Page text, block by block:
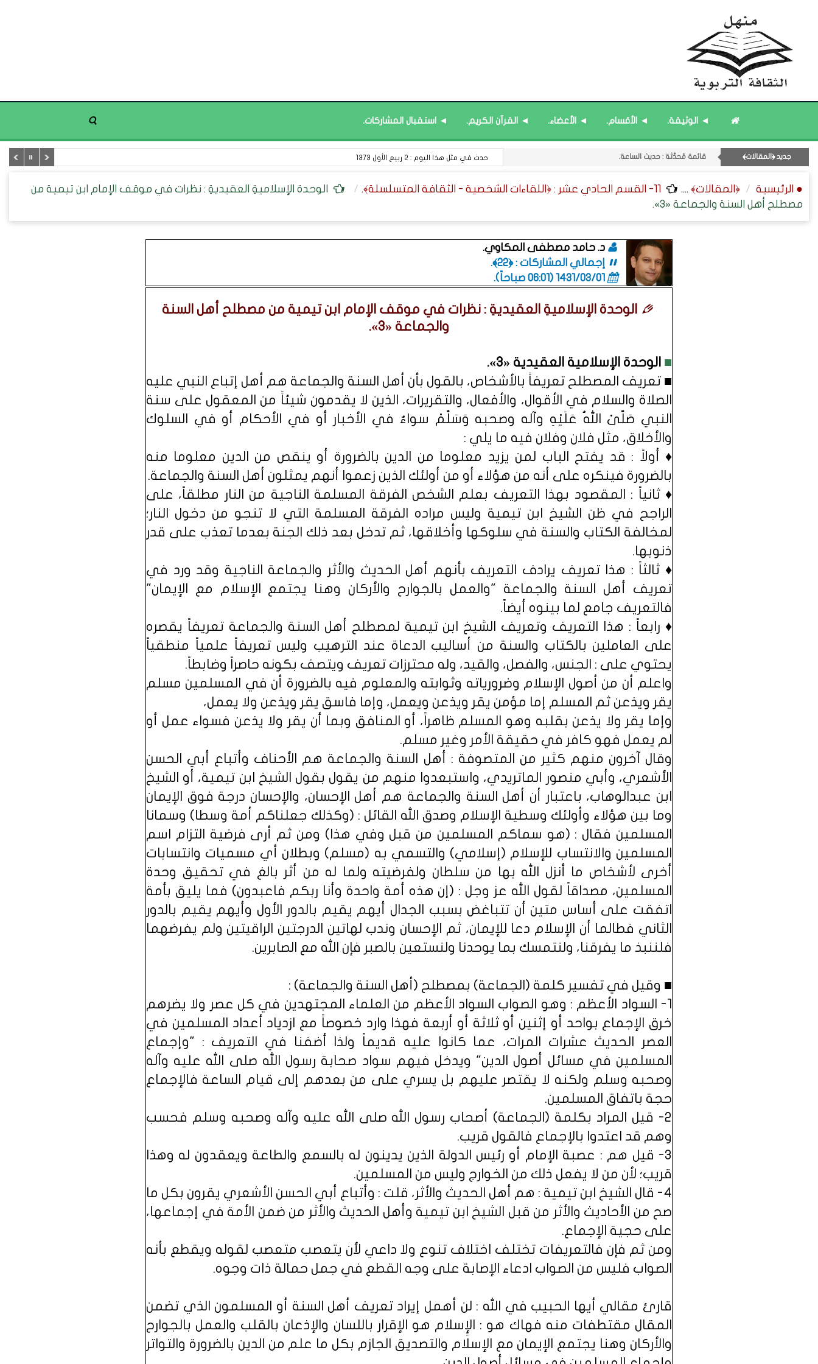
◄ الوثيقة. ◄ الأقسام. ◄ الأعضاء. ◄ القرآن الكريم. ◄ استقبال المشاركات.
جديد ﴿المقالات﴾
قائمة مُثبتة : مشرف منهل الثقافة التربوية.
قائمة مُحدَّثة : حديث الساعة.
11- القسم الحادي عشر : ﴿اللقاءات الشخصية - الثقافة المتسلسلة﴾.
قائمة مُحدَّثة : من ﴿جديد﴾ المشاركات. في المواد المعرفية : الخسارة التي لا تُعوَّض.
● الرئيسية ﴿المقالات﴾ .... 11- القسم الحادي عشر : ﴿اللقاءات الشخصية - الثقافة المتسلسلة﴾.
الوحدة الإسلاميةِ العقيديةِ : نظرات في موقف الإمام ابن تيمية من
مصطلح أهل السنة والجماعة «3».
د. حامد مصطفى المكاوي.
إجمالي المشاركات : ﴿22﴾.
1431/03/01 (06:01 صباحاً)
.
الوحدة الإسلاميةِ العقيديةِ : نظرات في موقف الإمام ابن تيمية من مصطلح أهل السنة
والجماعة «3».
■ الوحدة الإسلامية العقيدية «3».
■ تعريف المصطلح تعريفاً بالأشخاص، بالقول بأن أهل السنة والجماعة هم أهل إتباع النبي عليه
الصلاة والسلام في الأقوال، والأفعال، والتقريرات، الذين لا يقدمون شيئاً من المعقول على سنة
النبي صَلَّىْ اللهُ عَلَيْهِ وآله وصحبه وَسَلَّمْ سواءٌ في الأخبار أو في الأحكام أو في السلوك
والأخلاق، مثل فلان وفلان فيه ما يلي :
♦ أولاً : قد يفتح الباب لمن يزيد معلوما من الدين بالضرورة أو ينقص من الدين معلوما منه
بالضرورة فينكره على أنه من هؤلاء أو من أولئك الذين زعموا أنهم يمثلون أهل السنة والجماعة.
♦ ثانياً : المقصود بهذا التعريف بعلم الشخص الفرقة المسلمة الناجية من النار مطلقاً، على
الراجح في ظن الشيخ ابن تيمية وليس مراده الفرقة المسلمة التي لا تنجو من دخول النار؛
لمخالفة الكتاب والسنة في سلوكها وأخلاقها، ثم تدخل بعد ذلك الجنة بعدما تعذب على قدر
ذنوبها.
♦ ثالثاً : هذا تعريف يرادف التعريف بأنهم أهل الحديث والأثر والجماعة الناجية وقد ورد في
تعريف أهل السنة والجماعة "والعمل بالجوارح والأركان وهنا يجتمع الإسلام مع الإيمان"
فالتعريف جامع لما بينوه أيضاً.
♦ رابعاً : هذا التعريف وتعريف الشيخ ابن تيمية لمصطلح أهل السنة والجماعة تعريفاً يقصره
على العاملين بالكتاب والسنة من أساليب الدعاة عند الترهيب وليس تعريفاً علمياً منطقياً
يحتوي على : الجنس، والفصل، والقيد، وله محترزات تعريف ويتصف بكونه حاصراً وضابطاً.
واعلم أن من أصول الإسلام وضرورياته وثوابته والمعلوم فيه بالضرورة أن في المسلمين مسلم
يقر ويذعن ثم المسلم إما مؤمن يقر ويذعن ويعمل، وإما فاسق يقر ويذعن ولا يعمل،
وإما يقر ولا يذعن بقلبه وهو المسلم ظاهراً، أو المنافق وبما أن يقر ولا يذعن فسواء عمل أو
لم يعمل فهو كافر في حقيقة الأمر وغير مسلم.
وقال آخرون منهم كثير من المتصوفة : أهل السنة والجماعة هم الأحناف وأتباع أبي الحسن
الأشعري، وأبي منصور الماتريدي، واستبعدوا منهم من يقول بقول الشيخ ابن تيمية، أو الشيخ
ابن عبدالوهاب، باعتبار أن أهل السنة والجماعة هم أهل الإحسان، والإحسان درجة فوق الإيمان
وما بين هؤلاء وأولئك وسطية الإسلام وصدق الله القائل : (وكذلك جعلناكم أمة وسطا) وسمانا
المسلمين فقال : (هو سماكم المسلمين من قبل وفي هذا) ومن ثم أرى فرضية التزام اسم
المسلمين والانتساب للإسلام (إسلامي) والتسمي به (مسلم) وبطلان أي مسميات وانتسابات
أخرى لأشخاص ما أنزل الله بها من سلطان ولفرضيته ولما له من أثر بالغ في تحقيق وحدة
المسلمين، مصداقاً لقول الله عز وجل : (إن هذه أمة واحدة وأنا ربكم فاعبدون) فما يليق بأمة
اتفقت على أساس متين أن تتباغض بسبب الجدال أيهم يقيم بالدور الأول وأيهم يقيم بالدور
الثاني فطالما أن الإسلام دعا للإيمان، ثم الإحسان وندب لهاتين الدرجتين الراقيتين ولم يفرضهما
فلننبذ ما يفرقنا، ولنتمسك بما يوحدنا ولنستعين بالصبر فإن الله مع الصابرين.
■ وقيل في تفسير كلمة (الجماعة) بمصطلح (أهل السنة والجماعة) :
1- السواد الأعظم : وهو الصواب السواد الأعظم من العلماء المجتهدين في كل عصر ولا يضرهم
خرق الإجماع بواحد أو إثنين أو ثلاثة أو أربعة فهذا وارد خصوصاً مع ازدياد أعداد المسلمين في
العصر الحديث عشرات المرات، عما كانوا عليه قديماً ولذا أضفنا في التعريف : "وإجماع
المسلمين في مسائل أصول الدين" ويدخل فيهم سواد صحابة رسول الله صلى الله عليه وآله
وصحبه وسلم ولكنه لا يقتصر عليهم بل يسري على من بعدهم إلى قيام الساعة فالإجماع
حجة باتفاق المسلمين.
2- قيل المراد بكلمة (الجماعة) أصحاب رسول الله صلى الله عليه وآله وصحبه وسلم فحسب
وهم قد اعتدوا بالإجماع فالقول قريب.
3- قيل هم : عصبة الإمام أو رئيس الدولة الذين يدينون له بالسمع والطاعة ويعقدون له وهذا
قريب؛ لأن من لا يفعل ذلك من الخوارج وليس من المسلمين.
4- قال الشيخ ابن تيمية : هم أهل الحديث والأثر، قلت : وأتباع أبي الحسن الأشعري يقرون بكل ما
صح من الأحاديث والأثر من قبل الشيخ ابن تيمية وأهل الحديث والأثر من ضمن الأمة في إجماعها،
على حجية الإجماع.
ومن ثم فإن فالتعريفات تختلف اختلاف تنوع ولا داعي لأن يتعصب متعصب لقوله ويقطع بأنه
الصواب فليس من الصواب ادعاء الإصابة على وجه القطع في جمل حمالة ذات وجوه.
قارئ مقالي أيها الحبيب في الله : لن أهمل إيراد تعريف أهل السنة أو المسلمون الذي تضمن
المقال مقتطفات منه فهاك هو : الإٍسلام هو الإقرار باللسان والإذعان بالقلب والعمل بالجوارح
والأركان وهنا يجتمع الإيمان مع الإسلام والتصديق الجازم بكل ما علم من الدين بالضرورة والتواتر